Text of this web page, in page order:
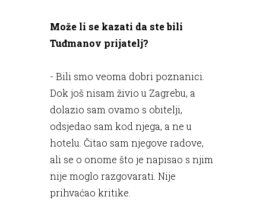
Može li se kazati da ste bili
Tuđmanov prijatelj?
- Bili smo veoma dobri poznanici.
Dok još nisam živio u Zagrebu, a
dolazio sam ovamo s obitelji,
odsjedao sam kod njega, a ne u
hotelu. Čitao sam njegove radove,
ali se o onome što je napisao s njim
nije moglo razgovarati. Nije
prihvaćao kritike.